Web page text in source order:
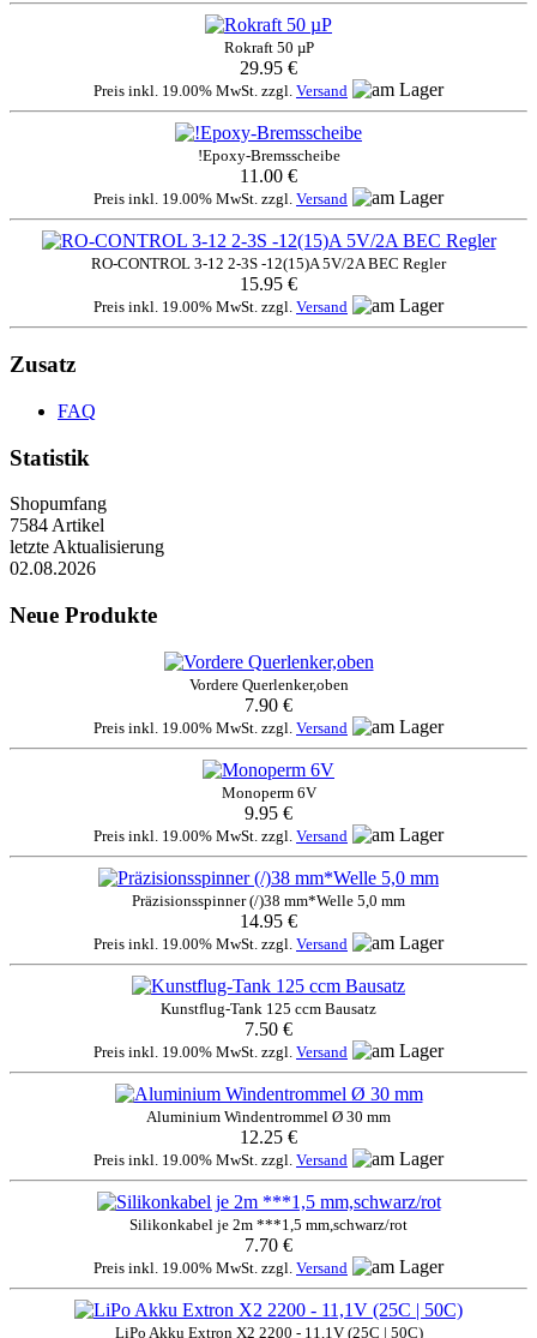
Rokraft 50 µP
29.95 €
Preis inkl. 19.00% MwSt. zzgl. Versand
!Epoxy-Bremsscheibe
11.00 €
Preis inkl. 19.00% MwSt. zzgl. Versand
RO-CONTROL 3-12 2-3S -12(15)A 5V/2A BEC Regler
15.95 €
Preis inkl. 19.00% MwSt. zzgl. Versand
Zusatz
FAQ
Statistik
Shopumfang
7584 Artikel
letzte Aktualisierung
02.08.2026
Neue Produkte
Vordere Querlenker,oben
7.90 €
Preis inkl. 19.00% MwSt. zzgl. Versand
Monoperm 6V
9.95 €
Preis inkl. 19.00% MwSt. zzgl. Versand
Präzisionsspinner (/)38 mm*Welle 5,0 mm
14.95 €
Preis inkl. 19.00% MwSt. zzgl. Versand
Kunstflug-Tank 125 ccm Bausatz
7.50 €
Preis inkl. 19.00% MwSt. zzgl. Versand
Aluminium Windentrommel Ø 30 mm
12.25 €
Preis inkl. 19.00% MwSt. zzgl. Versand
Silikonkabel je 2m ***1,5 mm,schwarz/rot
7.70 €
Preis inkl. 19.00% MwSt. zzgl. Versand
LiPo Akku Extron X2 2200 - 11,1V (25C | 50C)